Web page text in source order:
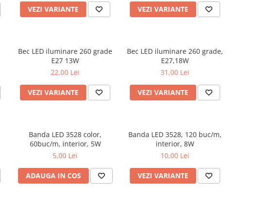
VEZI VARIANTE VEZI VARIANTE
Bec LED iluminare 260 grade
E27 13W
22,00 Lei
VEZI VARIANTE
Bec LED iluminare 260 grade,
E27,18W
31,00 Lei
VEZI VARIANTE
Banda LED 3528 color,
60buc/m, interior, 5W
5,00 Lei
ADAUGA IN COS
Banda LED 3528, 120 buc/m,
interior, 8W
10,00 Lei
VEZI VARIANTE